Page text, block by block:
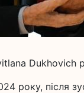
Dukhovich
року, після